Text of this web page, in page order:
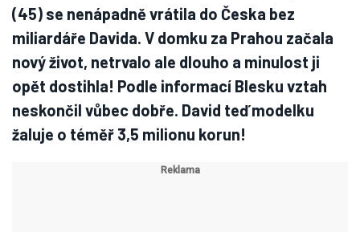
(45) se nenápadně vrátila do Česka bez
miliardáře Davida. V domku za Prahou začala
nový život, netrvalo ale dlouho a minulost ji
opět dostihla! Podle informací Blesku vztah
neskončil vůbec dobře. David teď modelku
žaluje o téměř 3,5 milionu korun!